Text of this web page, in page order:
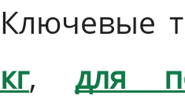
Ключевые
кг, для